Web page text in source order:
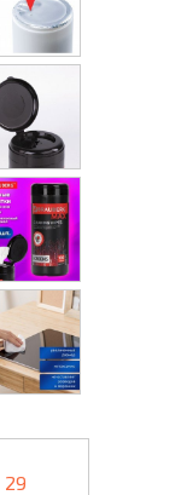
29